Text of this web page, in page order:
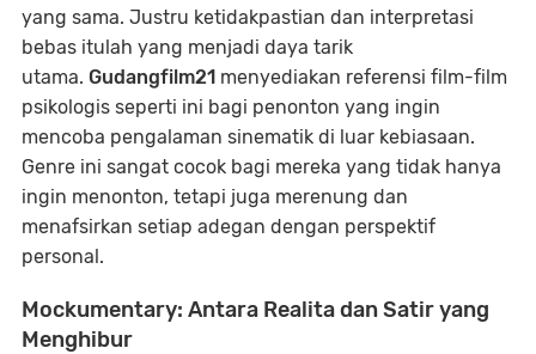
yang sama. Justru ketidakpastian dan interpretasi
bebas itulah yang menjadi daya tarik
utama. Gudangfilm21 menyediakan referensi film-film
psikologis seperti ini bagi penonton yang ingin
mencoba pengalaman sinematik di luar kebiasaan.
Genre ini sangat cocok bagi mereka yang tidak hanya
ingin menonton, tetapi juga merenung dan
menafsirkan setiap adegan dengan perspektif
personal.
Mockumentary: Antara Realita dan Satir yang
Menghibur